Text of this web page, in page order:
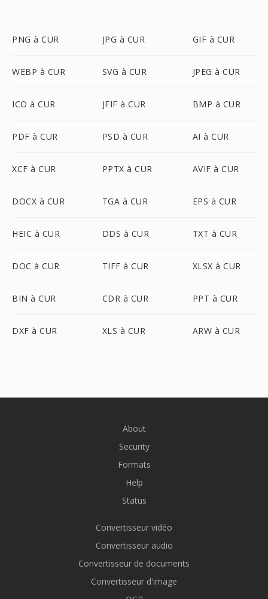
PNG à CUR JPG à CUR GIF à CUR
WEBP à CUR SVG à CUR JPEG à CUR
ICO à CUR JFIF à CUR BMP à CUR
PDF à CUR PSD à CUR AI à CUR
XCF à CUR PPTX à CUR AVIF à CUR
DOCX à CUR TGA à CUR EPS à CUR
HEIC à CUR DDS à CUR TXT à CUR
DOC à CUR TIFF à CUR XLSX à CUR
BIN à CUR CDR à CUR PPT à CUR
DXF à CUR XLS à CUR ARW à CUR
About
Security
Formats
Help
Status
Convertisseur vidéo
Convertisseur audio
Convertisseur de documents
Convertisseur d'image